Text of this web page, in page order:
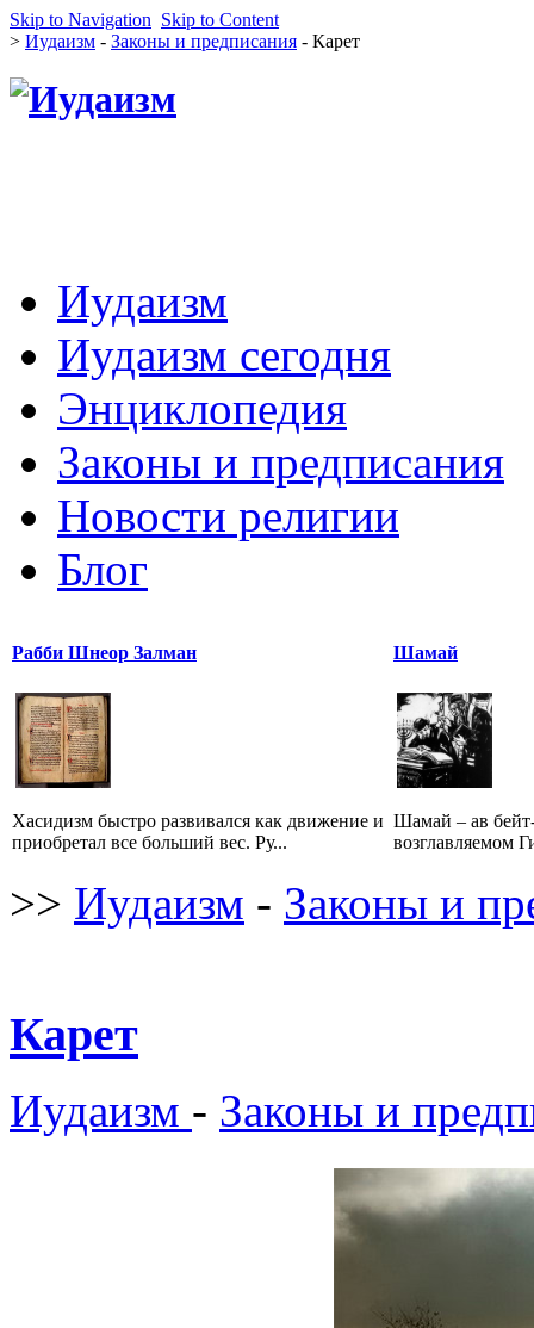
Skip to Navigation Skip to Content
> Иудаизм - Законы и предписания - Карет
Иудаизм
Иудаизм сегодня
Энциклопедия
Законы и предписания
Новости религии
Блог
Рабби Шнеор Залман
Хасидизм быстро развивался как движение и
приобретал все больший вес. Ру...
Шамай
Шамай – ав
возглавляемом
>> Иудаизм - Законы и
Карет
Иудаизм - Законы и